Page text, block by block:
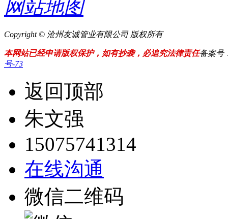
网站地图
Copyright © 沧州友诚管业有限公司 版权所有
本网站已经申请版权保护，如有抄袭，必追究法律责任备案号
号-73
返回顶部
朱文强
15075741314
在线沟通
微信二维码